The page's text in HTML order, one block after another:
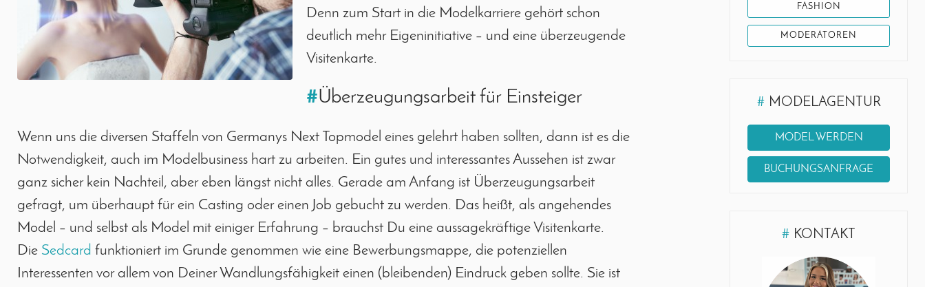
Denn zum Start in die Modelkarriere gehört schon
deutlich mehr Eigeninitiative – und eine überzeugende
Visitenkarte.
#Überzeugungsarbeit für Einsteiger
Wenn uns die diversen Staffeln von Germanys Next Topmodel eines gelehrt haben sollten, dann ist es die
Notwendigkeit, auch im Modelbusiness hart zu arbeiten. Ein gutes und interessantes Aussehen ist zwar
ganz sicher kein Nachteil, aber eben längst nicht alles. Gerade am Anfang ist Überzeugungsarbeit
gefragt, um überhaupt für ein Casting oder einen Job gebucht zu werden. Das heißt, als angehendes
Model – und selbst als Model mit einiger Erfahrung – brauchst Du eine aussagekräftige Visitenkarte.
Die Sedcard funktioniert im Grunde genommen wie eine Bewerbungsmappe, die potenziellen
Interessenten vor allem von Deiner Wandlungsfähigkeit einen (bleibenden) Eindruck geben sollte. Sie ist
FASHION
MODERATOREN
# MODELAGENTUR
MODEL WERDEN
BUCHUNGSANFRAGE
# KONTAKT